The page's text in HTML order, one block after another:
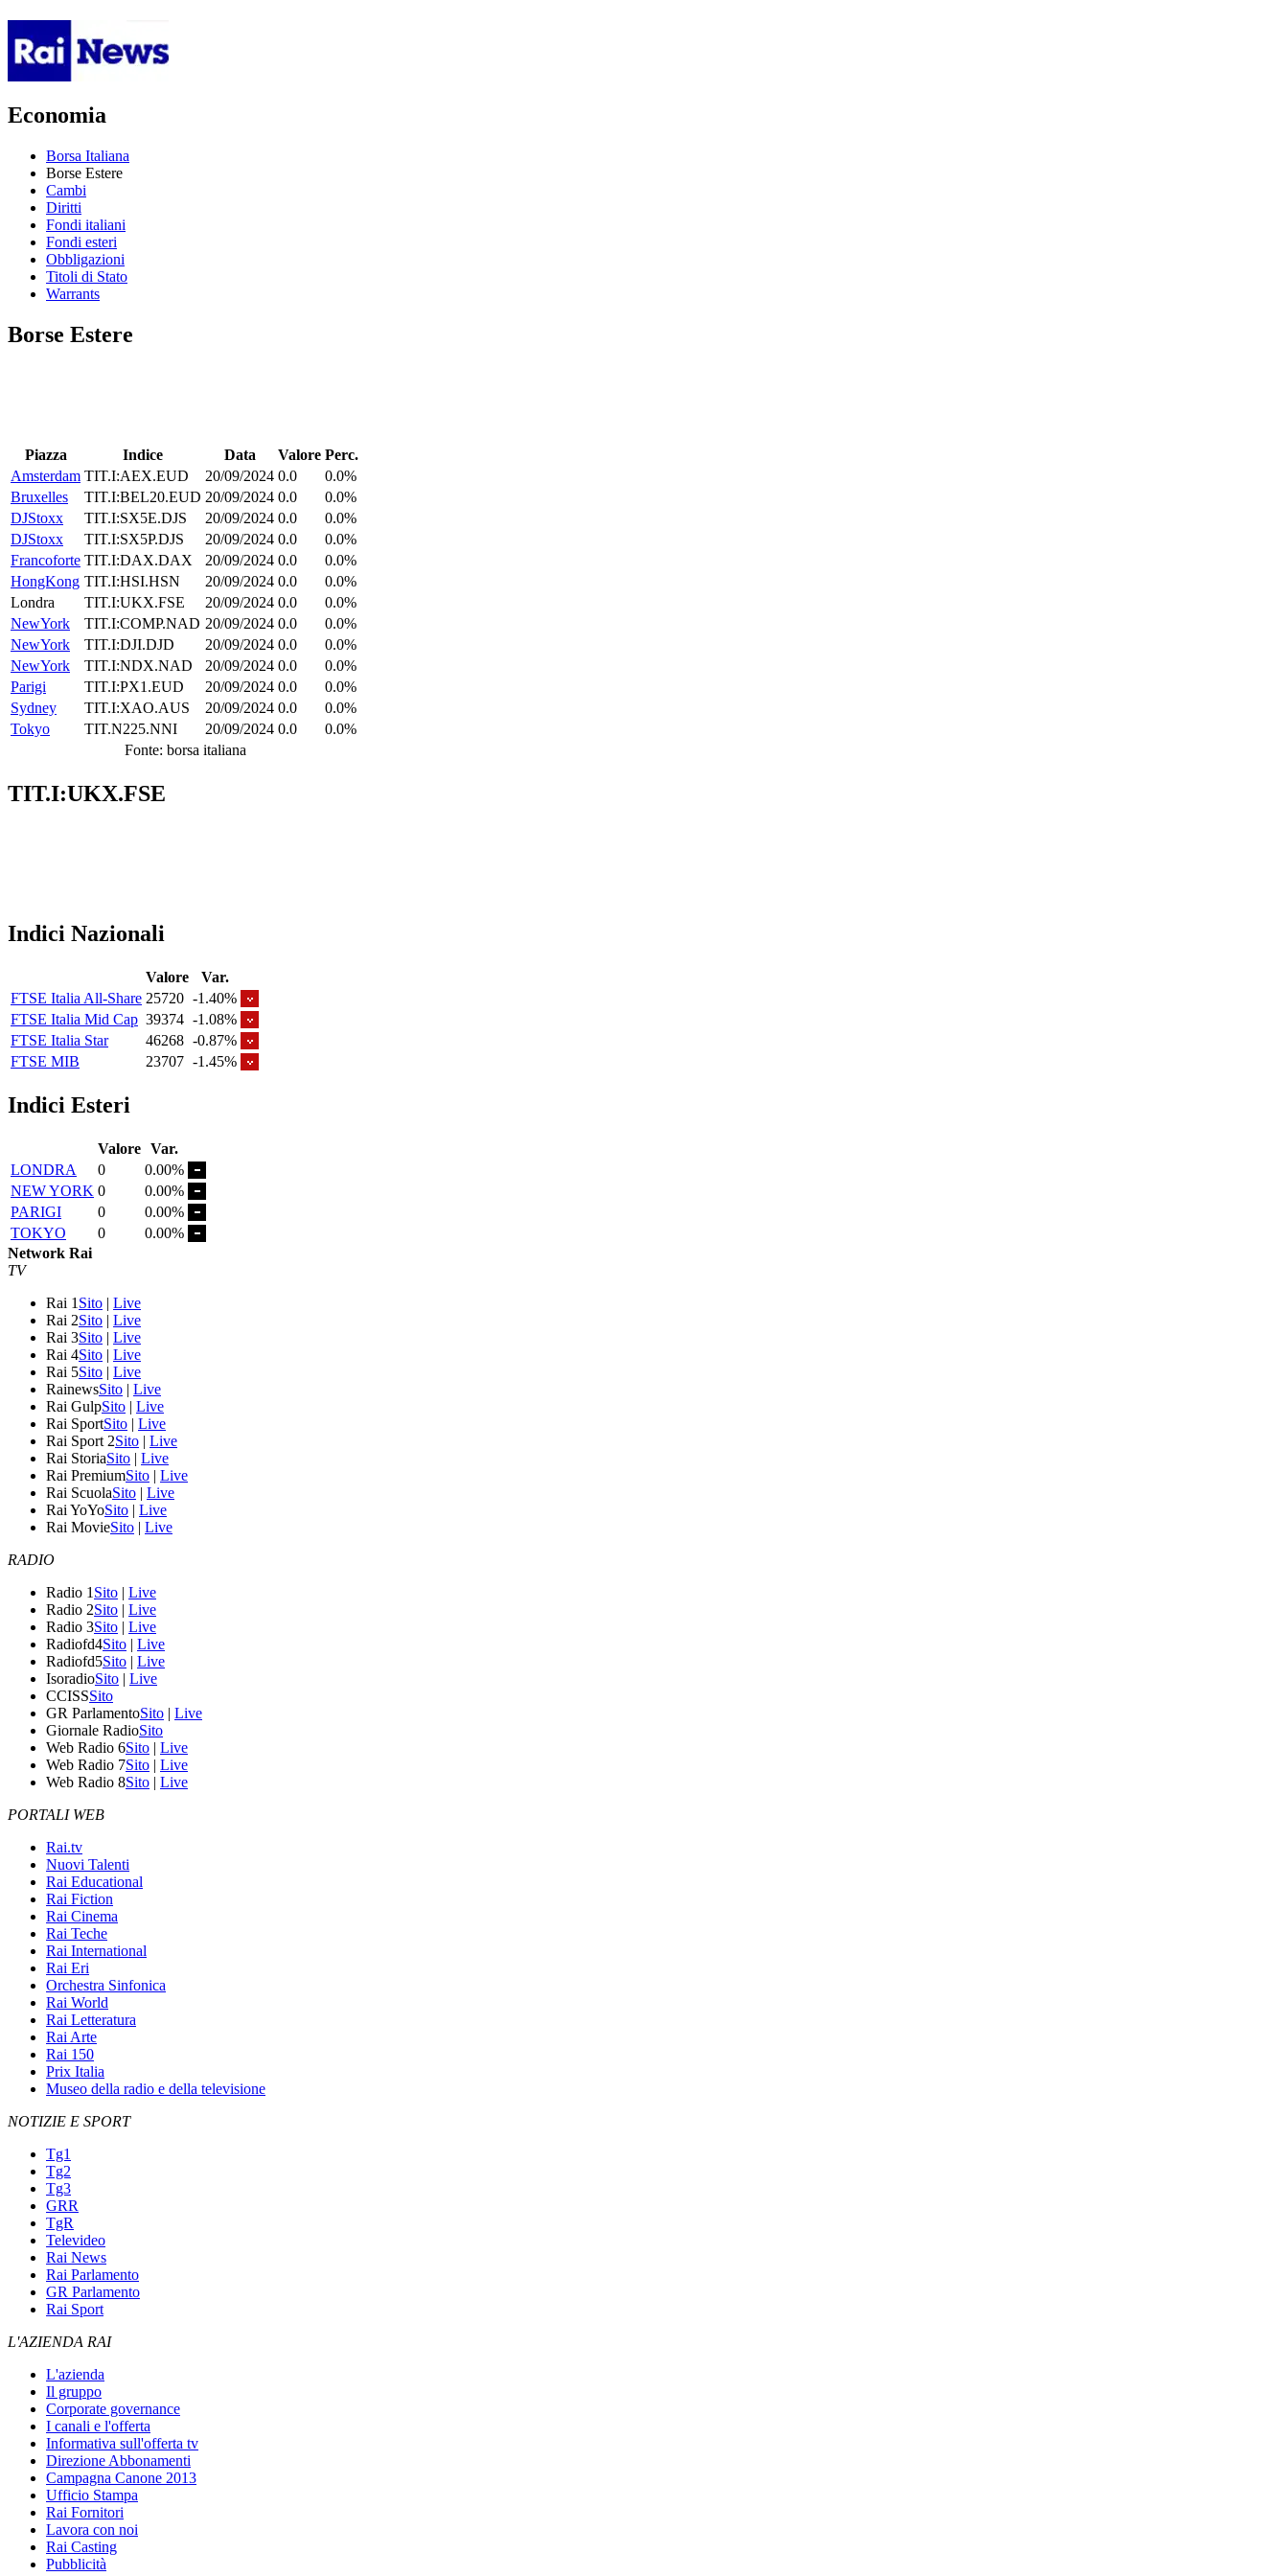
Economia
Borsa Italiana
Borse Estere
Cambi
Diritti
Fondi italiani
Fondi esteri
Obbligazioni
Titoli di Stato
Warrants
Borse Estere
Piazza Indice Data Valore Perc.
Amsterdam TIT.I:AEX.EUD 20/09/2024 0.0
0.0%
Bruxelles
TIT.I:BEL20.EUD 20/09/2024 0.0
0.0%
DJStoxx
TIT.I:SX5E.DJS 20/09/2024 0.0
0.0%
DJStoxx
TIT.I:SX5P.DJS 20/09/2024 0.0
0.0%
Francoforte TIT.I:DAX.DAX 20/09/2024 0.0
0.0%
HongKong TIT.I:HSI.HSN 20/09/2024 0.0
0.0%
Londra
TIT.I:UKX.FSE 20/09/2024 0.0
0.0%
NewYork
TIT.I:COMP.NAD 20/09/2024 0.0
0.0%
NewYork
TIT.I:DJI.DJD 20/09/2024 0.0
0.0%
NewYork
TIT.I:NDX.NAD 20/09/2024 0.0
0.0%
Parigi
TIT.I:PX1.EUD 20/09/2024 0.0
0.0%
Sydney
TIT.I:XAO.AUS 20/09/2024 0.0
0.0%
Tokyo
TIT.N225.NNI 20/09/2024 0.0
0.0%
Fonte: borsa italiana
TIT.I:UKX.FSE
Indici Nazionali
Valore
Var.
FTSE Italia All-Share 25720 -1.40%
FTSE Italia Mid Cap 39374 -1.08%
FTSE Italia Star
46268 -0.87%
FTSE MIB
23707 -1.45%
Indici Esteri
Valore Var.
LONDRA
0
0.00%
NEW YORK 0
0.00%
PARIGI
0
0.00%
TOKYO
0
0.00%
Network Rai
TV
Rai 1 Sito | Live
Rai 2Sito | Live
Rai 3Sito | Live
Rai 4Sito | Live
Rai 5Sito | Live
RainewsSito | Live
Rai GulpSito | Live
Rai SportSito | Live
Rai Sport 2Sito | Live
Rai StoriaSito | Live
Rai PremiumSito | Live
Rai ScuolaSito | Live
Rai YoYoSito | Live
Rai MovieSito | Live
RADIO
Radio 1 Sito | Live
Radio 2Sito | Live
Radio 3Sito | Live
Radiofd4Sito | Live
Radiofd5Sito | Live
IsoradioSito | Live
CCISSSito
GR ParlamentoSito | Live
Giornale RadioSito
Web Radio 6Sito | Live
Web Radio 7Sito | Live
Web Radio 8Sito | Live
PORTALI WEB
Rai.tv
Nuovi Talenti
Rai Educational
Rai Fiction
Rai Cinema
Rai Teche
Rai International
Rai Eri
Orchestra Sinfonica
Rai World
Rai Letteratura
Rai Arte
Rai 150
Prix Italia
Museo della radio e della televisione
NOTIZIE E SPORT
Tg1
Tg2
Tg3
GRR
TgR
Televideo
Rai News
Rai Parlamento
GR Parlamento
Rai Sport
L'AZIENDA RAI
L'azienda
Il gruppo
Corporate governance
I canali e l'offerta
Informativa sull'offerta tv
Direzione Abbonamenti
Campagna Canone 2013
Ufficio Stampa
Rai Fornitori
Lavora con noi
Rai Casting
Pubblicità